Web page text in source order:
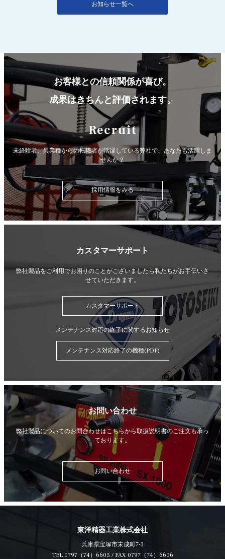
お知らせ一覧へ
お客様との信頼関係が喜び。
成果はきちんと評価されます。
Recruit
未経験者、異業種からの転職者が活躍している弊社で、 あなたも活躍しま
せんか？
採用情報をみる
カスタマーサポート
弊社製品をご利用でお困りのことがございましたら私たちがお手伝いさ
せていただきます。
カスタマーサポート
メンテナンス対応の終了に関するお知らせ
メンテナンス対応終了の機種(PDF)
お問い合わせ
弊社製品についてのお問合わせはこちらから取扱説明書のご注文も承っ
ております。
お問い合わせ
東洋精器工業株式会社
兵庫県宝塚市末成町7-3
TEL 0797（74）6605 / FAX 0797（74）6606